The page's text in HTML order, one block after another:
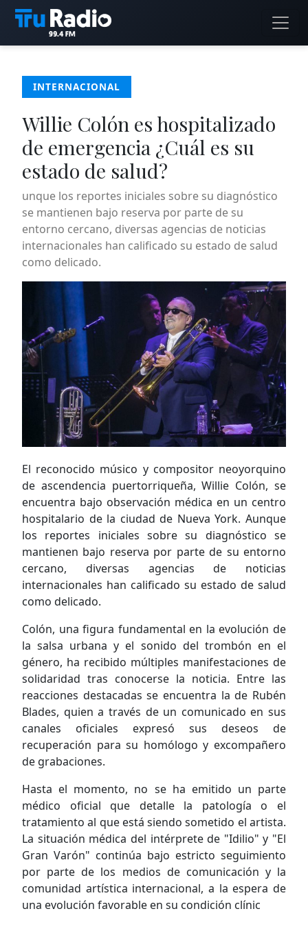
INTERNACIONAL
Willie Colón es hospitalizado
de emergencia ¿Cuál es su
estado de salud?
unque los reportes iniciales sobre su diagnóstico
se mantienen bajo reserva por parte de su
entorno cercano, diversas agencias de noticias
internacionales han calificado su estado de salud
como delicado.
El reconocido músico y compositor neoyorquino
de ascendencia puertorriqueña, Willie Colón, se
encuentra bajo observación médica en un centro
hospitalario de la ciudad de Nueva York. Aunque
los reportes iniciales sobre su diagnóstico se
mantienen bajo reserva por parte de su entorno
cercano, diversas agencias de noticias
internacionales han calificado su estado de salud
como delicado.
Colón, una figura fundamental en la evolución de
la salsa urbana y el sonido del trombón en el
género, ha recibido múltiples manifestaciones de
solidaridad tras conocerse la noticia. Entre las
reacciones destacadas se encuentra la de Rubén
Blades, quien a través de un comunicado en sus
canales oficiales expresó sus deseos de
recuperación para su homólogo y excompañero
de grabaciones.
Hasta el momento, no se ha emitido un parte
médico oficial que detalle la patología o el
tratamiento al que está siendo sometido el artista.
La situación médica del intérprete de "Idilio" y "El
Gran Varón" continúa bajo estricto seguimiento
por parte de los medios de comunicación y la
comunidad artística internacional, a la espera de
una evolución favorable en su condición clínic